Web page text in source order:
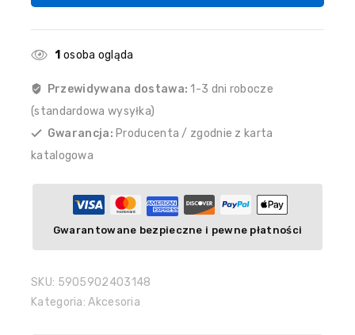
1 osoba ogląda
Przewidywana dostawa: 1-3 dni robocze
(standardowa wysyłka)
Gwarancja: Producenta / zgodnie z karta
katalogowa
Gwarantowane bezpieczne i pewne płatności
SKU: 5905902403148
Kategoria:Akcesoria